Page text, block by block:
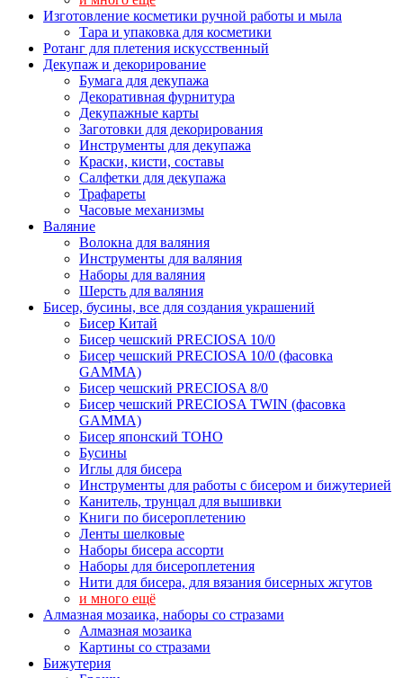
Изготовление косметики ручной работы и мыла
Тара и упаковка для косметики
Ротанг для плетения искусственный
Декупаж и декорирование
Бумага для декупажа
Декоративная фурнитура
Декупажные карты
Заготовки для декорирования
Инструменты для декупажа
Краски, кисти, составы
Салфетки для декупажа
Трафареты
Часовые механизмы
Валяние
Волокна для валяния
Инструменты для валяния
Наборы для валяния
Шерсть для валяния
Бисер, бусины, все для создания украшений
Бисер Китай
Бисер чешский PRECIOSA 10/0
Бисер чешский PRECIOSA 10/0 (фасовка
GAMMA)
Бисер чешский PRECIOSA 8/0
Бисер чешский PRECIOSA TWIN (фасовка
GAMMA)
Бисер японский TOHO
Бусины
Иглы для бисера
Инструменты для работы с бисером и бижутерией
Канитель, трунцал для вышивки
Книги по бисероплетению
Ленты шелковые
Наборы бисера ассорти
Наборы для бисероплетения
Нити для бисера, для вязания бисерных жгутов
и много ещё
Алмазная мозаика, наборы со стразами
Алмазная мозаика
Картины co стразами
Бижутерия